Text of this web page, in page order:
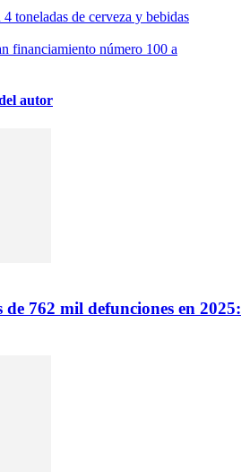
toneladas de cerveza y bebidas
financiamiento número 100 a
autor
762 mil defunciones en 2025: